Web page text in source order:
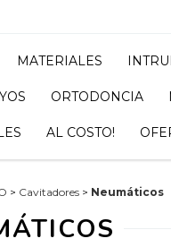
MATERIALES
ORTODONCIA
AL COSTO!
> Cavitadores > Neumáticos